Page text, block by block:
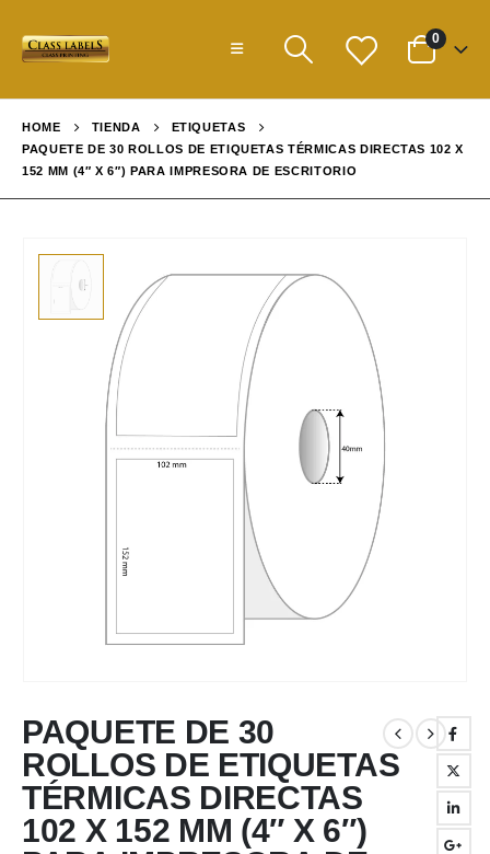
0
HOME TIENDA
ETIQUETAS
PAQUETE DE 30 ROLLOS DE ETIQUETAS TÉRMICAS DIRECTAS 102 X
152 MM (4″ X 6″) PARA IMPRESORA DE ESCRITORIO
PAQUETE DE 30
ROLLOS DE ETIQUETAS
TÉRMICAS DIRECTAS
102 X 152 MM (4″ X 6″)